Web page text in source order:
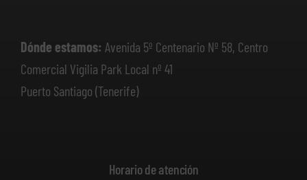
Dónde estamos: Avenida 5º Centenario Nº 58, Centro
Comercial Vigilia Park Local nº 41
Puerto Santiago (Tenerife)
Horario de atención